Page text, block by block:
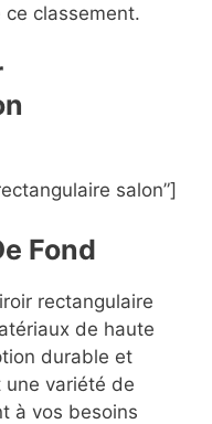
classement.
salon”]
Fond
rectangulaire
de haute
durable et
variété de
à vos besoins